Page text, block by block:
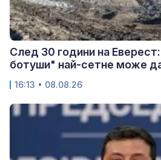
След 30 години на
ботуши" най-сетне може
16:13 • 08.08.26